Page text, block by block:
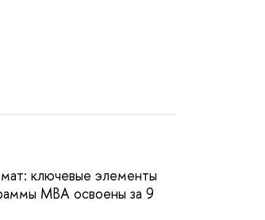
ключевые элементы
MBA освоены за 9